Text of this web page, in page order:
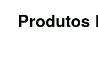
Produtos